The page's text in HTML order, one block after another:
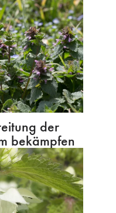
der
bekämpfen